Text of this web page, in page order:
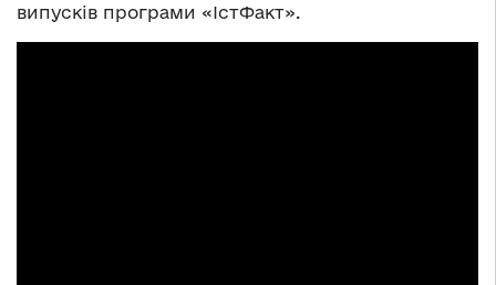
випусків програми «ІстФакт».